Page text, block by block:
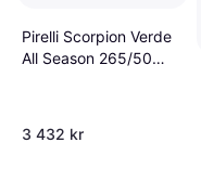
Pirelli Scorpion Verde
All Season 265/50
3 432 kr